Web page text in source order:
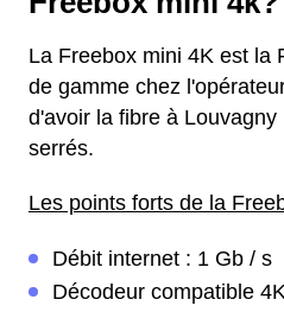
La Freebox mini 4K est la
de gamme chez
d'avoir la fibre à
serrés.
Les points forts de la
Débit internet : 1 Gb / s
Décodeur compatible